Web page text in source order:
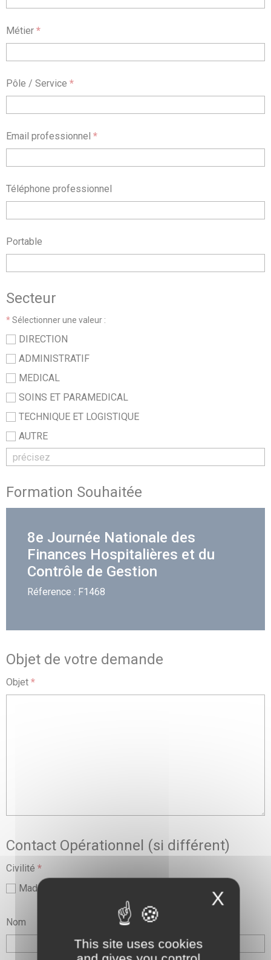
Métier *
Pôle / Service *
Email professionnel *
Téléphone professionnel
Portable
Secteur
*Sélectionner une valeur :
DIRECTION
ADMINISTRATIF
MEDICAL
SOINS ET PARAMEDICAL
TECHNIQUE ET LOGISTIQUE
AUTRE
Formation Souhaitée
8e Journée Nationale des
Finances Hospitalières et du
Contrôle de Gestion
Réference : F1468
Objet de votre demande
Objet *
Contact Opérationnel (si différent)
Civilité *
Madame
Nom
X
This site uses cookies